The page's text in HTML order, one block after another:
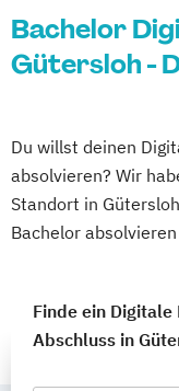
Bachelor
Gütersloh -
Du willst deinen
absolvieren? Wir
Standort in
Bachelor
Finde ein
Abschluss in